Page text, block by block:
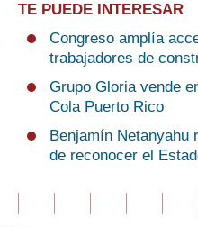
TE PUEDE INTERESAR
Congreso amplía
trabajadores de
Grupo Gloria vende
Cola Puerto Rico
Benjamín Netanyahu
de reconocer el